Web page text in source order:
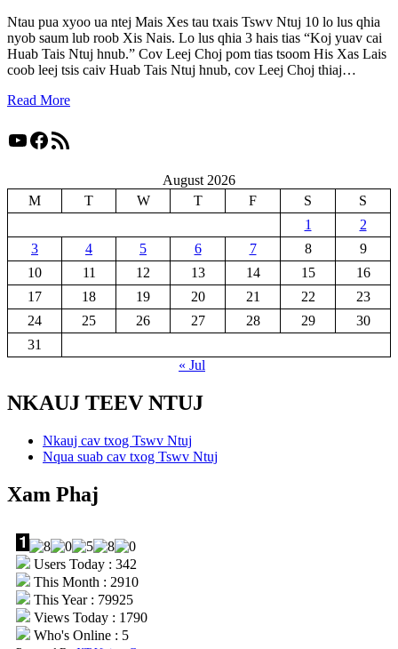
Ntau pua xyoo ua ntej Mais Xes tau txais Tswv Ntuj 10 lo lus qhia
nyob saum lub roob Xis Nais. Lo lus qhia 3 hais tias “Koj yuav cai
Huab Tais Ntuj hnub.” Cov Leej Choj pom tias tsoom His Xas Lais
coob leej tsis caiv Huab Tais Ntuj hnub, cov Leej Choj thiaj…
Read More
YouTube
Facebook
RSS Feed
August 2026
M
T W T F S
S
1
2
3
4 5 6 7 8
9
10
11 12 13 14 15
16
17
18 19 20 21 22
23
24
25 26 27 28 29
30
31
« Jul
NKAUJ TEEV NTUJ
Nkauj cav txog Tswv Ntuj
Nqua suab cav txog Tswv Ntuj
Xam Phaj
Users Today : 342
This Month : 2910
This Year : 79925
Views Today : 1790
Who's Online : 5